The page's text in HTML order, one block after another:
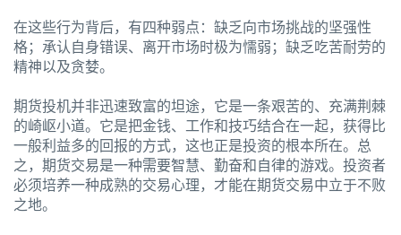
在这些行为背后，有四种弱点：缺乏向市场挑战的坚强性
格；承认自身错误、离开市场时极为懦弱；缺乏吃苦耐劳的
精神以及贪婪。
期货投机并非迅速致富的坦途，它是一条艰苦的、充满荆棘
的崎岖小道。它是把金钱、工作和技巧结合在一起，获得比
一般利益多的回报的方式，这也正是投资的根本所在。总
之，期货交易是一种需要智慧、勤奋和自律的游戏。投资者
必须培养一种成熟的交易心理，才能在期货交易中立于不败
之地。